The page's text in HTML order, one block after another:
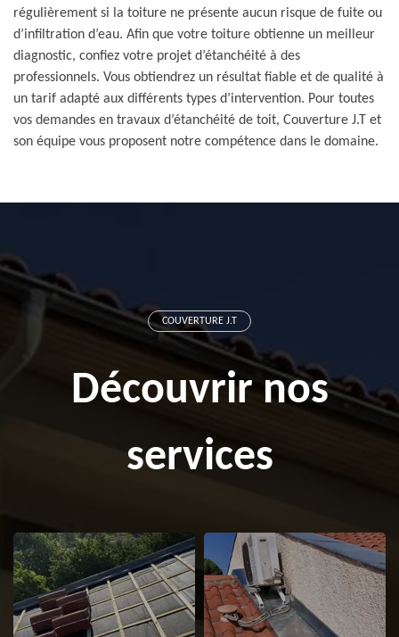
régulièrement si la toiture ne présente aucun risque de fuite ou
d’infiltration d’eau. Afin que votre toiture obtienne un meilleur
diagnostic, confiez votre projet d’étanchéité à des
professionnels. Vous obtiendrez un résultat fiable et de qualité à
un tarif adapté aux différents types d’intervention. Pour toutes
vos demandes en travaux d’étanchéité de toit, Couverture J.T et
son équipe vous proposent notre compétence dans le domaine.
COUVERTURE J.T
Découvrir nos
services